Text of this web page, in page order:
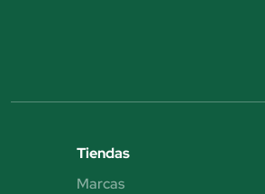
Tiendas
Marcas